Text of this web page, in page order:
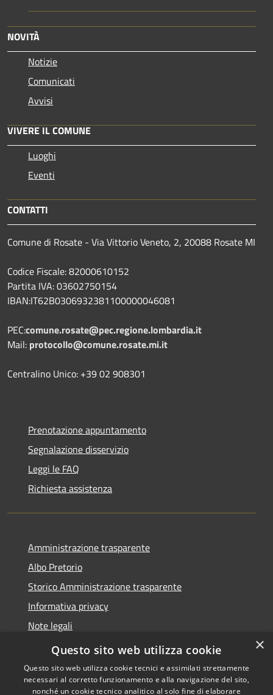
NOVITÀ
Notizie
Comunicati
Avvisi
VIVERE IL COMUNE
Luoghi
Eventi
CONTATTI
Comune di Rosate - Via Vittorio Veneto, 2, 20088 Rosate MI
Codice Fiscale: 82000610152
Partita IVA: 03602750154
IBAN:IT62B0306932381100000046081
PEC:comune.rosate@pec.regione.lombardia.it
Mail: protocollo@comune.rosate.mi.it
Centralino Unico: +39 02 908301
Prenotazione appuntamento
Segnalazione disservizio
Leggi le FAQ
Richiesta assistenza
Amministrazione trasparente
Albo Pretorio
Storico Amministrazione trasparente
Informativa privacy
Note legali
Dichiarazione di accessibilità
×
Questo sito web utilizza cookie
Questo sito web utilizza cookie tecnici e assimilati strettamente
necessari al corretto funzionamento e alla navigazione del sito,
nonché un cookie tecnico analitico al solo fine di elaborare